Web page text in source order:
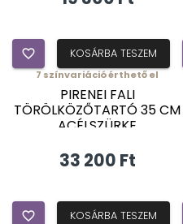
favorite_border KOSÁRBA TESZEM
7 színvariáció érthető el
PIRENEI FALI
TÖRÖLKÖZŐTARTÓ 35 CM
ACÉLSZÜRKE
33 200 Ft
favorite_border KOSÁRBA TESZEM